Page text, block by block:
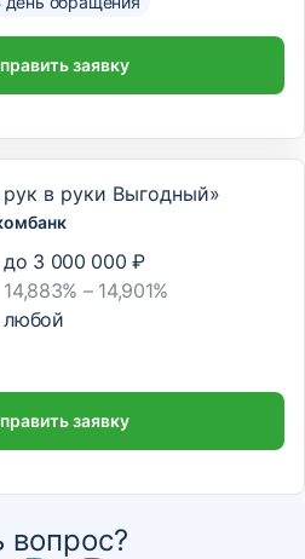
заявку
в руки Выгодный»
до 3 000 000 ₽
14,883% – 14,901%
любой
заявку
вопрос?